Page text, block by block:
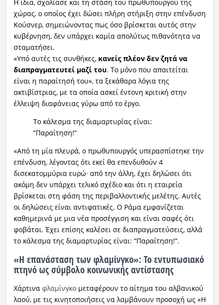
Η ίδια, σχολίασε και τη στάση του πρωθυπουργού της
χώρας, ο οποίος έχει δώσει πλήρη στήριξη στην επένδυση
Κούσνερ, σημειώνοντας πως όσο βρίσκεται αυτός στην
κυβέρνηση, δεν υπάρχει καμία απολύτως πιθανότητα να
σταματήσει.
«Υπό αυτές τις συνθήκες, κανείς πλέον δεν ζητά να
διαπραγματευτεί μαζί του. Το μόνο που απαιτείται
είναι η παραίτησή του», τα ξεκάθαρα λόγια της
ακτιβίστριας, με τα οποία ασκεί έντονη κριτική στην
έλλειψη διαφάνειας γύρω από το έργο.
Tο κάλεσμα της διαμαρτυρίας είναι:
“Παραίτηση!”
«Από τη μία πλευρά, ο πρωθυπουργός υπερασπίστηκε την
επένδυση, λέγοντας ότι εκεί θα επενδυθούν 4
δισεκατομμύρια ευρώ· από την άλλη, έχει δηλώσει ότι
ακόμη δεν υπάρχει τελικό σχέδιο και ότι η εταιρεία
βρίσκεται στη φάση της περιβαλλοντικής μελέτης. Αυτές
οι δηλώσεις είναι αντιφατικές. Ο Ράμα εμφανίζεται
καθημερινά με μια νέα προσέγγιση και είναι σαφές ότι
φοβάται. Έχει επίσης καλέσει σε διαπραγματεύσεις, αλλά
το κάλεσμα της διαμαρτυρίας είναι: “Παραίτηση!”.
«Η επανάσταση των φλαμίνγκο»: Το εντυπωσιακό
πτηνό ως σύμβολο κοινωνικής αντίστασης
Χάρτινα φλαμίνγκο μεταφέρουν το αίτημα του αλβανικού
λαού, με τις κινητοποιήσεις να λαμβάνουν προσοχή ως «Η